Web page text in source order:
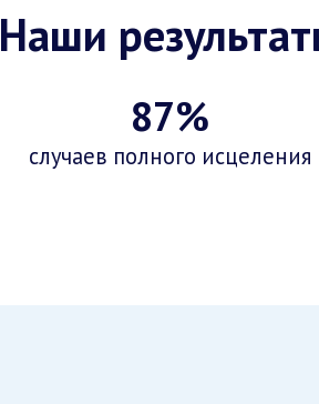
Наши
87%
случаев полного исцеления